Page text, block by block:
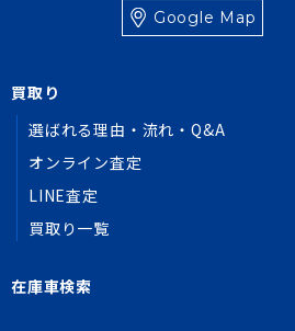
Google Map
買取り
選ばれる理由・流れ・Q&A
オンライン査定
LINE査定
買取り一覧
在庫車検索